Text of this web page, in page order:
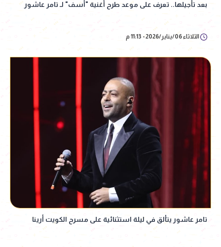
بعد تأجيلها.. تعرف على موعد طرح أغنية "أسف" لـ تامر عاشور
الثلاثاء 06/يناير/2026 - 11:13 م
تامر عاشور يتألق في ليلة استثنائية على مسرح الكويت أرينا